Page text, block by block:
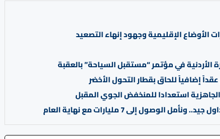
الأوضاع الإقليمية وجهود إنهاء التصعيد
الأردنية في مؤتمر “مستقبل السياحة” بالعقبة
إضافياً للحاق بقطار التحول الأخضر
استعدادا للمنخفض الجوي المقبل
الوصول إلى 7 مليارات مع نهاية العام